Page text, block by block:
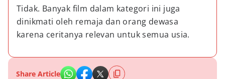
Tidak. Banyak film dalam kategori ini juga
dinikmati oleh remaja dan orang dewasa
karena ceritanya relevan untuk semua usia.
Share Article